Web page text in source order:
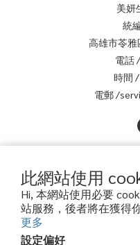
此網站使用
Hi, 本網站使用必要
站服務，後者將在獲得
更多
設定偏好
美妍
統
高雄市苓
電話
時間
電郵 /
$TWD